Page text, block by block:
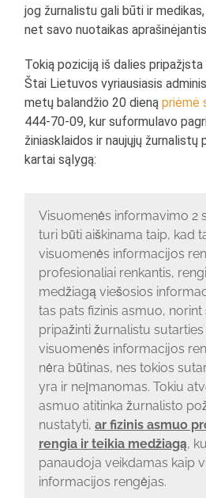
jog žurnalistu gali būti ir
net savo nuotaikas
Tokią poziciją iš dalies
Štai Lietuvos vyriausiasis
metų balandžio 20 dienąpriėmė
444-70-09, kur suformulavo
žiniasklaidos ir naujųjų žurnalistų
kartai sąlygą:
Visuomenės informavimo 2
turi būti aiškinama taip, kad
visuomenės informacijos
profesionaliai renkantis,
medžiagą viešosios
tas pats fizinis asmuo, norint
pripažinti žurnalistu
visuomenės informacijos
nėra būtinas, nes tokios
yra ir neįmanomas. Tokiu
asmuo atitinka žurnalisto
nustatyti, ar fizinis asmuo
rengia ir teikia medžiagą,
panaudoja veikdamas kaip
informacijos rengėjas.